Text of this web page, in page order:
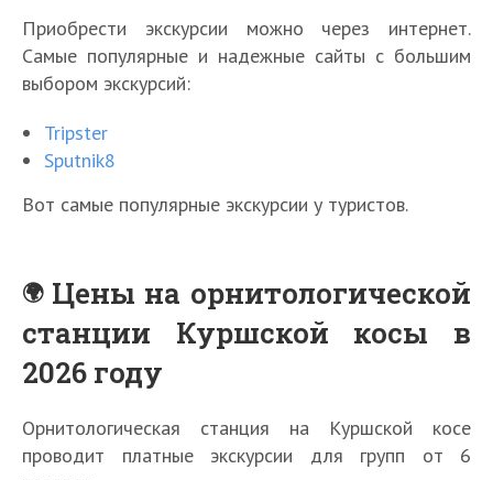
Приобрести экскурсии можно через интернет.
Самые популярные и надежные сайты с большим
выбором экскурсий:
Tripster
Sputnik8
Вот самые популярные экскурсии у туристов.
Цены на орнитологической
станции Куршской косы в
2026 году
Орнитологическая станция на Куршской косе
проводит платные экскурсии для групп от 6